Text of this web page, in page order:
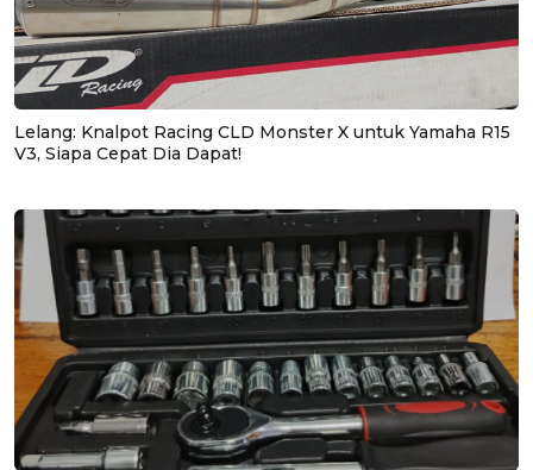
Lelang: Knalpot Racing CLD Monster X untuk Yamaha R15
V3, Siapa Cepat Dia Dapat!